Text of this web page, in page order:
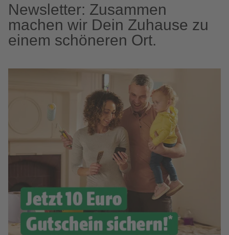
Newsletter: Zusammen
machen wir Dein Zuhause zu
einem schöneren Ort.